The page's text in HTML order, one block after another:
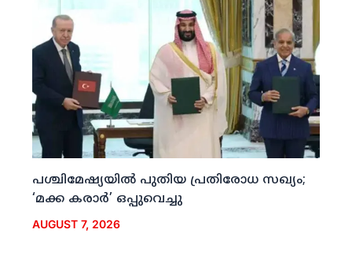
പശ്ചിമേഷ്യയില്‍ പുതിയ പ്രതിരോധ സഖ്യം;
‘മക്ക കരാര്‍’ ഒപ്പുവെച്ചു
AUGUST 7, 2026